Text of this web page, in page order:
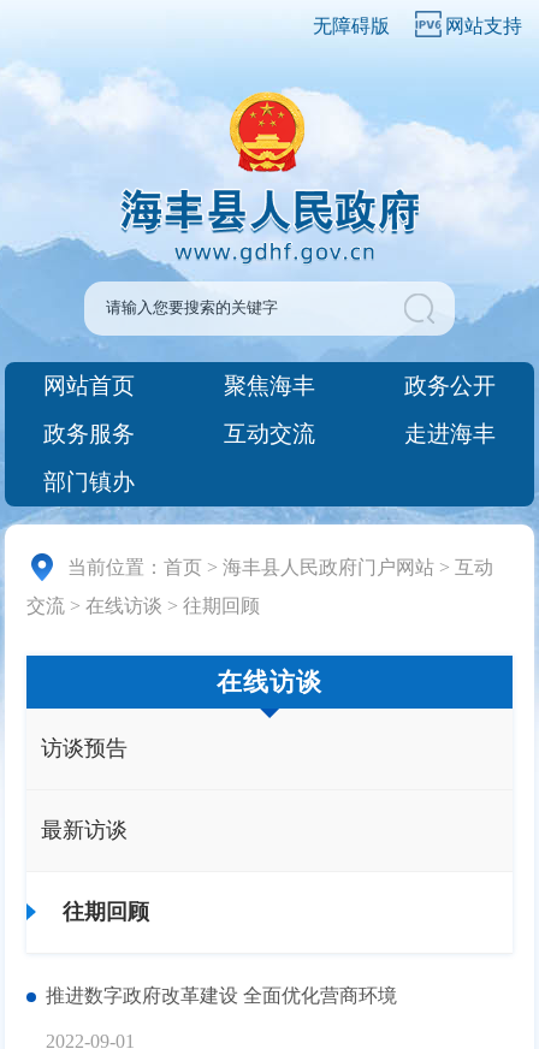
无障碍版 网站支持
网站首页 聚焦海丰
政务公开
政务服务
互动交流
走进海丰
部门镇办
当前位置：首页 >海丰县人民政府门户网站 >互动
交流 >在线访谈 >往期回顾
在线访谈
访谈预告
最新访谈
往期回顾
推进数字政府改革建设 全面优化营商环境
2022-09-01